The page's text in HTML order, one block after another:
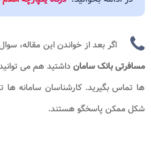
اگر بعد از خواندن این مقاله،
مسافرتی بانک سامانداشتید هم می
ها تماس بگیرید. کارشناسان سامانه ها
شکل ممکن پاسخگو هستند.